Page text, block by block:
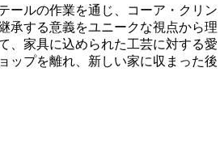
ールの作業を通じ、コーア・クリン
承する意義をユニークな視点から理
、家具に込められた工芸に対する愛
ップを離れ、新しい家に収まった後